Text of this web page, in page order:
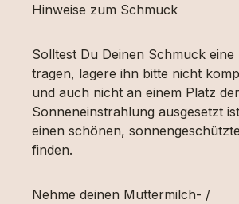
Hinweise zum Schmuck
Solltest Du Deinen Schmuck
tragen, lagere ihn bitte nicht
und auch nicht an einem Platz
Sonneneinstrahlung ausgesetzt
einen schönen,
finden.
Nehme deinen Muttermilch- /